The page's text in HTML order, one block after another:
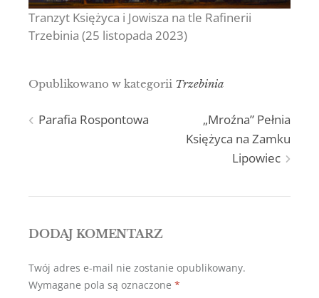
Tranzyt Księżyca i Jowisza na tle Rafinerii
Trzebinia (25 listopada 2023)
Opublikowano w kategorii Trzebinia
Nawigacja
Parafia Rospontowa
„Mroźna” Pełnia
Księżyca na Zamku
Lipowiec
DODAJ KOMENTARZ
Twój adres e-mail nie zostanie opublikowany.
Wymagane pola są oznaczone *